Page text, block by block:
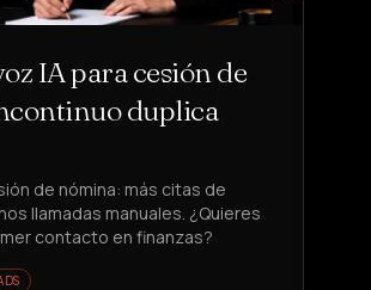
IA para cesión de
duplica
de nómina: más citas de
llamadas manuales. ¿Quieres
contacto en finanzas?